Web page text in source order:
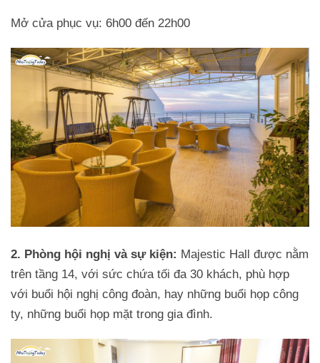
Mở cửa phục vụ: 6h00 đến 22h00
2. Phòng hội nghị và sự kiện: Majestic Hall được nằm
trên tầng 14, với sức chứa tối đa 30 khách, phù hợp
với buổi hội nghị công đoàn, hay những buổi họp công
ty, những buổi họp mặt trong gia đình.